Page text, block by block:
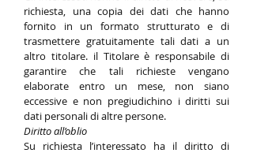
richiesta, una copia dei dati che hanno
fornito in un formato strutturato e di
trasmettere gratuitamente tali dati a un
altro titolare. il Titolare è responsabile di
garantire che tali richieste vengano
elaborate entro un mese, non siano
eccessive e non pregiudichino i diritti sui
dati personali di altre persone.
Diritto all’oblio
Su richiesta l’interessato ha il diritto di